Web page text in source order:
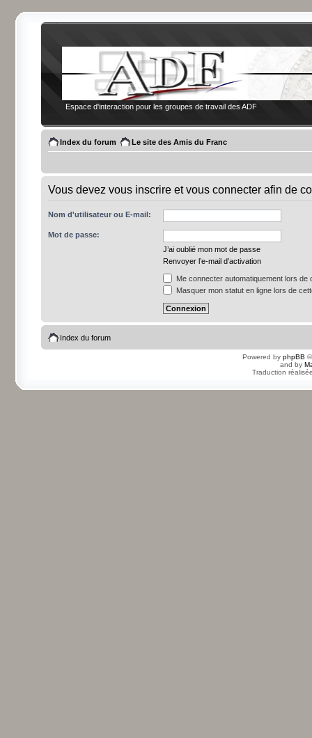
Espace d'interaction pour les groupes de travail des ADF
Index du forum Le site des Amis du Franc
Vous devez vous inscrire et vous connecter afin de
Nom d'utilisateur ou E-mail:
Mot de passe:
J’ai oublié mon mot de passe
Renvoyer l’e-mail d’activation
Me connecter automatiquement lors de
Masquer mon statut en ligne lors de
Index du forum
Powered by phpBB
and by
Traduction